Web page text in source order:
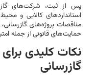
پس از ثبت، شرکت‌های
استانداردهای کالایی و
مناقصات پروژه‌های
حمایت‌های قانونی از جمله
نکات کلیدی
گازرسانی